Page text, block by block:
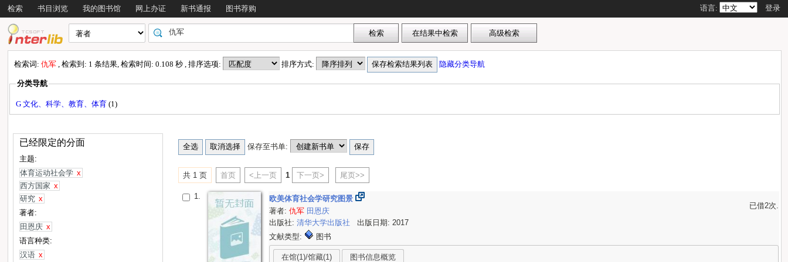
检索 书目浏览 我的图书馆 网上办证 新书通报 图书荐购 语言: 登录
检索词:仇军, 检索到: 1 条结果, 检索时间: 0.108 秒 , 排序选项: 排序方式: 隐藏分类导航
分类导航
G 文化、科学、教育、体育(1)
已经限定的分面
主题:
体育运动社会学 x
西方国家 x
研究 x
著者:
田恩庆 x
语言种类:
汉语 x
保存至书单:
共 1 页 首页 <上一页 1 下一页> 尾页>>
1.
欧美体育社会学研究图景
已借2次.
著者:仇军 田恩庆
出版社:清华大学出版社
出版日期: 2017
文献类型:
图书
在馆(1)/馆藏(1) 图书信息概览